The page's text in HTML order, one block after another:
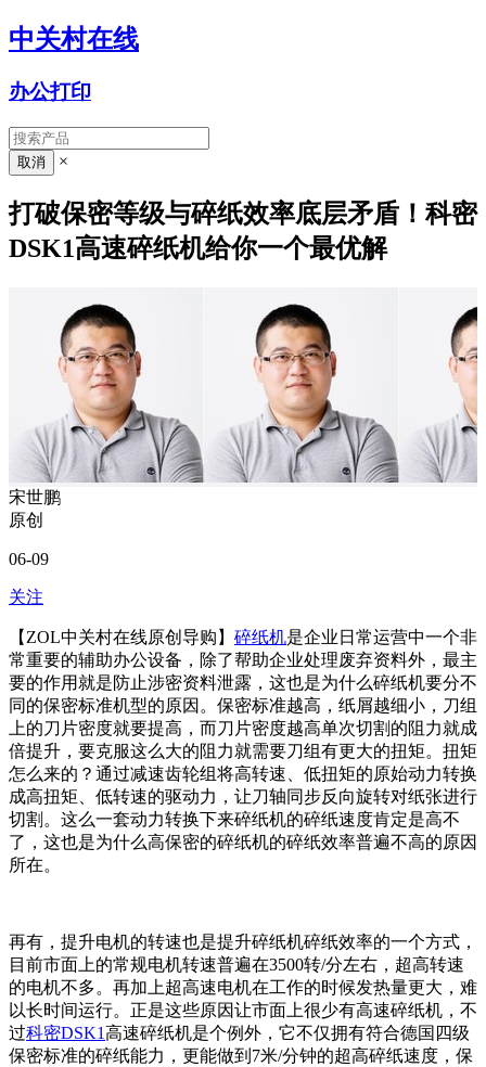
中关村在线
办公打印
×
打破保密等级与碎纸效率底层矛盾！科密
DSK1高速碎纸机给你一个最优解
宋世鹏
原创
06-09
关注
【ZOL中关村在线原创导购】 碎纸机是企业日常运营中一个非
常重要的辅助办公设备，除了帮助企业处理废弃资料外，最主
要的作用就是防止涉密资料泄露，这也是为什么碎纸机要分不
同的保密标准机型的原因。保密标准越高，纸屑越细小，刀组
上的刀片密度就要提高，而刀片密度越高单次切割的阻力就成
倍提升，要克服这么大的阻力就需要刀组有更大的扭矩。扭矩
怎么来的？通过减速齿轮组将高转速、低扭矩的原始动力转换
成高扭矩、低转速的驱动力，让刀轴同步反向旋转对纸张进行
切割。这么一套动力转换下来碎纸机的碎纸速度肯定是高不
了，这也是为什么高保密的碎纸机的碎纸效率普遍不高的原因
所在。
再有，提升电机的转速也是提升碎纸机碎纸效率的一个方式，
目前市面上的常规电机转速普遍在3500转/分左右，超高转速
的电机不多。再加上超高速电机在工作的时候发热量更大，难
以长时间运行。正是这些原因让市面上很少有高速碎纸机，不
过科密DSK1高速碎纸机是个例外，它不仅拥有符合德国四级
保密标准的碎纸能力，更能做到7米/分钟的超高碎纸速度，保